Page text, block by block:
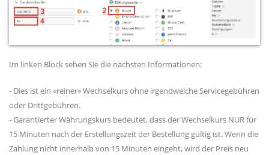
Im linken Block sehen Sie die nächsten Informationen:
- Dies ist ein «reiner» Wechselkurs ohne irgendwelche Servicegebühren
oder Drittgebühren.
- Garantierter Währungskurs bedeutet, dass der Wechselkurs NUR für
15 Minuten nach der Erstellungszeit der Bestellung gültig ist. Wenn die
Zahlung nicht innerhalb von 15 Minuten eingeht, wird der Preis neu